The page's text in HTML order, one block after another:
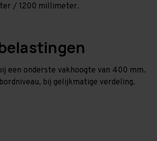
/ 1200 millimeter.
een onderste vakhoogte van 400 mm.
bij gelijkmatige verdeling.